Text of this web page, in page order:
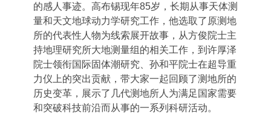
的感人事迹。高布锡现年85岁，长期从事天体测
量和天文地球动力学研究工作，他选取了原测地
所的代表性人物为线索展开故事，从方俊院士主
持地理研究所大地测量组的相关工作，到许厚泽
院士领衔国际固体潮研究、孙和平院士在超导重
力仪上的突出贡献，带大家一起回顾了测地所的
历史变革，展示了几代测地所人为满足国家需要
和突破科技前沿而从事的一系列科研活动。